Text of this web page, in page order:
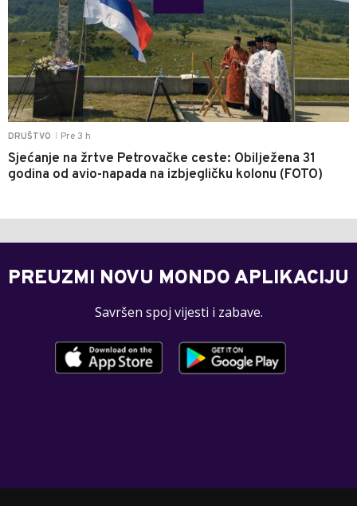
DRUŠTVO Pre 3 h
Sjećanje na žrtve Petrovačke ceste: Obilježena 31
godina od avio-napada na izbjegličku kolonu (FOTO)
PREUZMI NOVU MONDO APLIKACIJU
Savršen spoj vijesti i zabave.